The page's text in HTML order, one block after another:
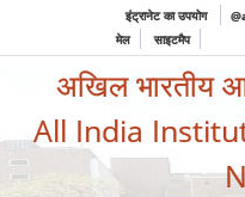
इंट्रानेट का उपयोग
मेल
साइटमैप
अखिल भारतीय
All India